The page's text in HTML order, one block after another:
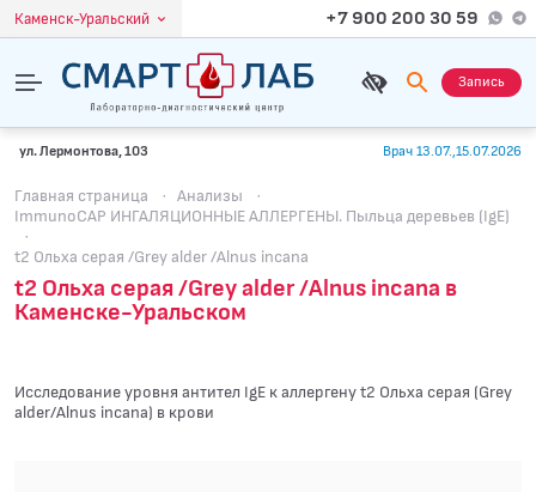
Каменск-Уральский +7 900 200 30 59
Запись
ул. Лермонтова, 103 Врач 13.07.,15.07.2026
Главная страница · Анализы
·
ImmunoCAP ИНГАЛЯЦИОННЫЕ АЛЛЕРГЕНЫ. Пыльца деревьев (IgE)
·
t2 Ольха серая /Grey alder /Alnus incana
t2 Ольха серая /Grey alder /Alnus incana в
Каменске-Уральском
Исследование уровня антител IgE к аллергену t2 Ольха серая (Grey
alder/Alnus incana) в крови